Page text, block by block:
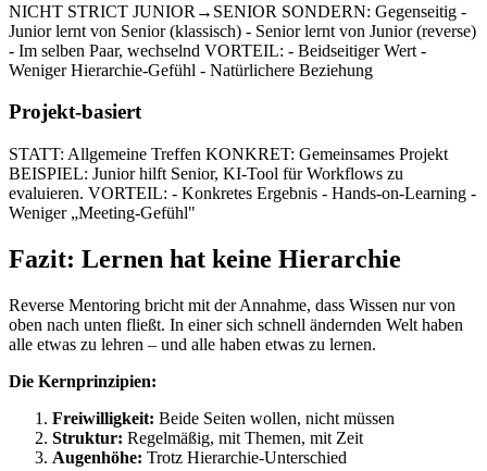
NICHT STRICT JUNIOR→SENIOR SONDERN: Gegenseitig -
Junior lernt von Senior (klassisch) - Senior lernt von Junior (reverse)
- Im selben Paar, wechselnd VORTEIL: - Beidseitiger Wert -
Weniger Hierarchie-Gefühl - Natürlichere Beziehung
Projekt-basiert
STATT: Allgemeine Treffen KONKRET: Gemeinsames Projekt
BEISPIEL: Junior hilft Senior, KI-Tool für Workflows zu
evaluieren. VORTEIL: - Konkretes Ergebnis - Hands-on-Learning -
Weniger „Meeting-Gefühl"
Fazit: Lernen hat keine Hierarchie
Reverse Mentoring bricht mit der Annahme, dass Wissen nur von
oben nach unten fließt. In einer sich schnell ändernden Welt haben
alle etwas zu lehren – und alle haben etwas zu lernen.
Die Kernprinzipien:
Freiwilligkeit: Beide Seiten wollen, nicht müssen
Struktur: Regelmäßig, mit Themen, mit Zeit
Augenhöhe: Trotz Hierarchie-Unterschied